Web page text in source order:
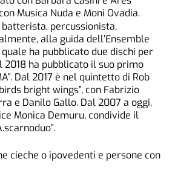
Musica Nuda e Moni Ovadia.
batterista, percussionista,
alla guida dell’Ensemble
quale ha pubblicato due dischi per
2018 ha pubblicato il suo primo
Dal 2017 è nel quintetto di Rob
bright wings”, con Fabrizio
e Danilo Gallo. Dal 2007 a oggi,
Monica Demuru, condivide il
cieche o ipovedenti e persone con